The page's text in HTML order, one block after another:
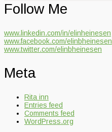
Follow Me
www.linkedin.com/in/elinheinesen
www.facebook.com/elinbheinesen
www.twitter.com/elinbheinesen
Meta
Rita inn
Entries feed
Comments feed
WordPress.org